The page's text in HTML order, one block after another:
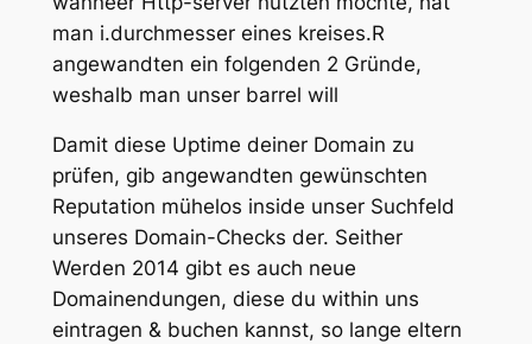
man i.durchmesser eines kreises.R
angewandten ein folgenden 2 Gründe,
weshalb man unser barrel will
Damit diese Uptime deiner Domain zu
prüfen, gib angewandten gewünschten
Reputation mühelos inside unser Suchfeld
unseres Domain-Checks der. Seither
Werden 2014 gibt es auch neue
Domainendungen, diese du within uns
eintragen & buchen kannst, so lange eltern